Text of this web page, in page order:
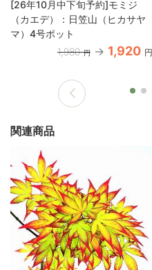
[26年10月中下旬予約]モミジ
（カエデ）：日笠山（ヒカサヤ
マ）4号ポット
1,980 円 1,920 円
関連商品